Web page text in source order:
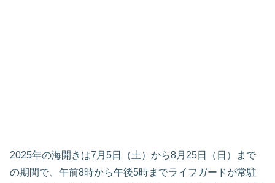
2025年の海開きは7月5日（土）から8月25日（日）まで
の期間で、午前8時から午後5時までライフガードが常駐